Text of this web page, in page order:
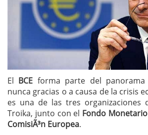
El BCE forma parte del panorama
nunca gracias o a causa de la crisis
es una de las tres organizaciones
Troika, junto con el Fondo
ComisiÃ³n Europea.